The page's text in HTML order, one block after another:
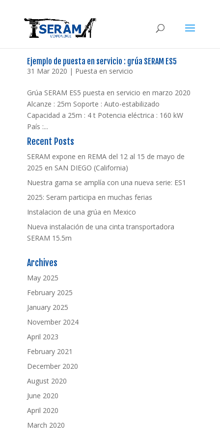
Ejemplo de puesta en servicio : grúa SERAM ES5
31 Mar 2020 | Puesta en servicio
Grúa SERAM ES5 puesta en servicio en marzo 2020
Alcanze : 25m Soporte : Auto-estabilizado
Capacidad a 25m : 4 t Potencia eléctrica : 160 kW
País :...
Recent Posts
SERAM expone en REMA del 12 al 15 de mayo de
2025 en SAN DIEGO (California)
Nuestra gama se amplía con una nueva serie: ES1
2025: Seram participa en muchas ferias
Instalacion de una grúa en Mexico
Nueva instalación de una cinta transportadora
SERAM 15.5m
Archives
May 2025
February 2025
January 2025
November 2024
April 2023
February 2021
December 2020
August 2020
June 2020
April 2020
March 2020